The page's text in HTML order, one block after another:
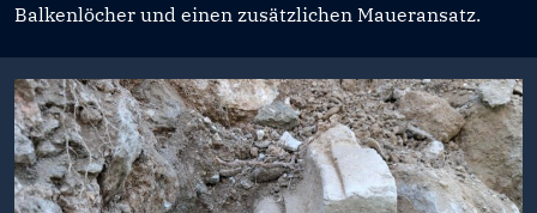
Balkenlöcher und einen zusätzlichen Maueransatz.